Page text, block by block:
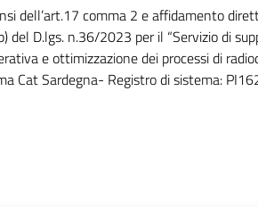
dell’art.17 comma 2 e affidamento
del D.lgs. n.36/2023 per il “Servizio di
e ottimizzazione dei processi di
Cat Sardegna- Registro di sistema: